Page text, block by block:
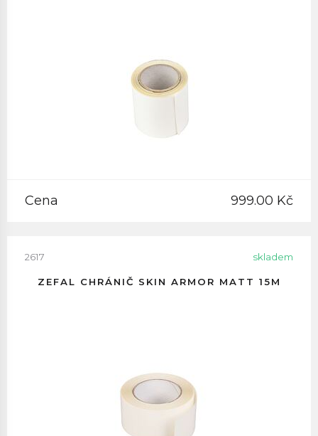
Cena 999.00 Kč
2617 skladem
ZEFAL CHRÁNIČ SKIN ARMOR MATT 15M